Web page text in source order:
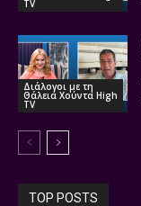
TV
Διάλογοι με τη
Θάλεια Χούντα High
TV
TOP POSTS